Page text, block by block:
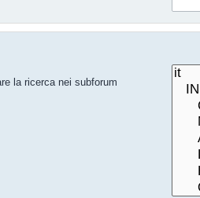
la ricerca nei subforum